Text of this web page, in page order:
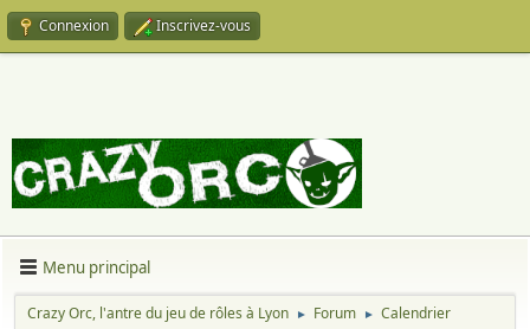
Connexion Inscrivez-vous
Menu principal
Crazy Orc, l'antre du jeu de rôles à Lyon ► Forum ► Calendrier